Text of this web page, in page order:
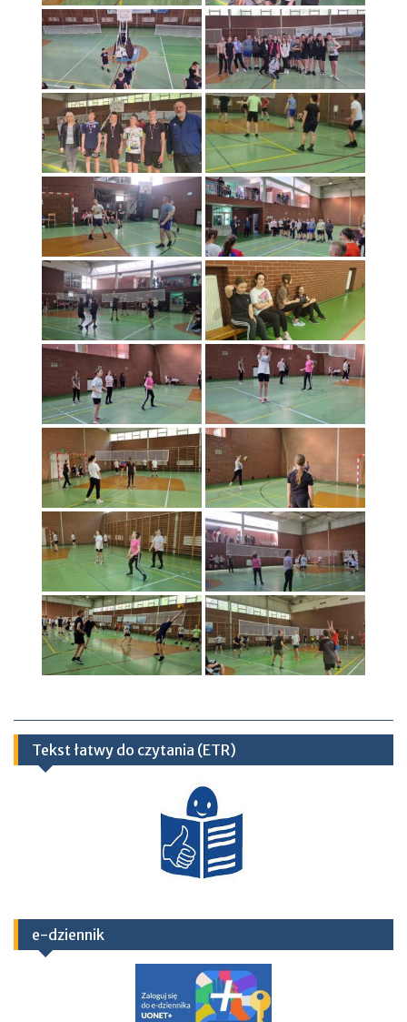
Tekst łatwy do czytania (ETR)
e-dziennik